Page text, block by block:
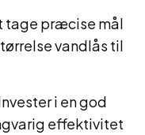
tage præcise mål
vandlås til
i en god
effektivitet